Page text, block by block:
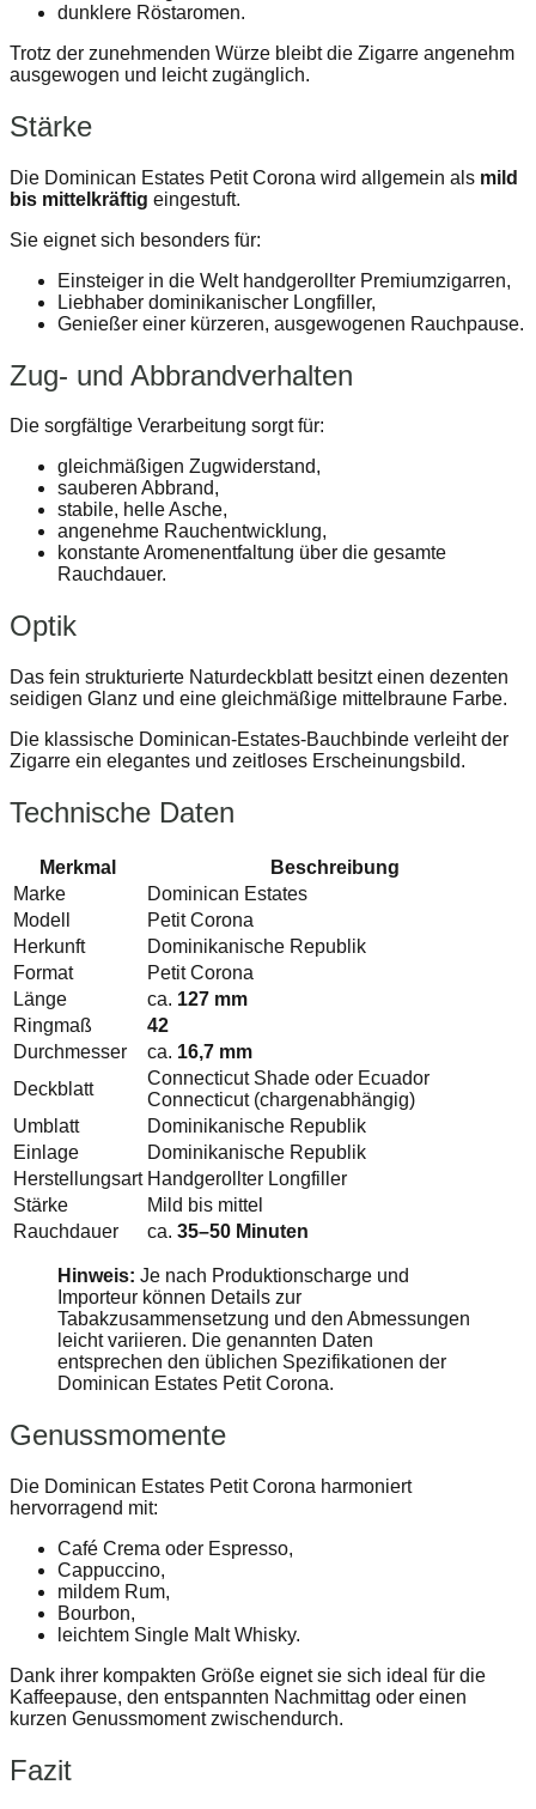
dunklere Röstaromen.
Trotz der zunehmenden Würze bleibt die Zigarre angenehm
ausgewogen und leicht zugänglich.
Stärke
Die Dominican Estates Petit Corona wird allgemein als mild
bis mittelkräftig eingestuft.
Sie eignet sich besonders für:
Einsteiger in die Welt handgerollter Premiumzigarren,
Liebhaber dominikanischer Longfiller,
Genießer einer kürzeren, ausgewogenen Rauchpause.
Zug- und Abbrandverhalten
Die sorgfältige Verarbeitung sorgt für:
gleichmäßigen Zugwiderstand,
sauberen Abbrand,
stabile, helle Asche,
angenehme Rauchentwicklung,
konstante Aromenentfaltung über die gesamte
Rauchdauer.
Optik
Das fein strukturierte Naturdeckblatt besitzt einen dezenten
seidigen Glanz und eine gleichmäßige mittelbraune Farbe.
Die klassische Dominican-Estates-Bauchbinde verleiht der
Zigarre ein elegantes und zeitloses Erscheinungsbild.
Technische Daten
Merkmal
Beschreibung
Marke
Dominican Estates
Modell
Petit Corona
Herkunft
Dominikanische Republik
Format
Petit Corona
Länge
ca. 127 mm
Ringmaß
42
Durchmesser
ca. 16,7 mm
Deckblatt
Connecticut Shade oder Ecuador
Connecticut (chargenabhängig)
Umblatt
Dominikanische Republik
Einlage
Dominikanische Republik
Herstellungsart Handgerollter Longfiller
Stärke
Mild bis mittel
Rauchdauer
ca. 35–50 Minuten
Hinweis: Je nach Produktionscharge und
Importeur können Details zur
Tabakzusammensetzung und den Abmessungen
leicht variieren. Die genannten Daten
entsprechen den üblichen Spezifikationen der
Dominican Estates Petit Corona.
Genussmomente
Die Dominican Estates Petit Corona harmoniert
hervorragend mit:
Café Crema oder Espresso,
Cappuccino,
mildem Rum,
Bourbon,
leichtem Single Malt Whisky.
Dank ihrer kompakten Größe eignet sie sich ideal für die
Kaffeepause, den entspannten Nachmittag oder einen
kurzen Genussmoment zwischendurch.
Fazit